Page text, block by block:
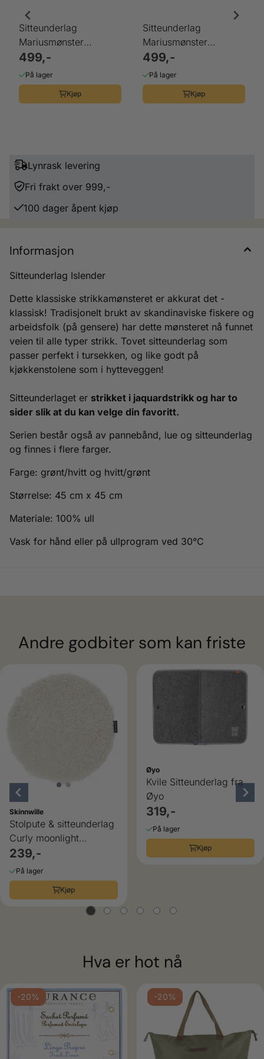
Sitteunderlag
Mariusmønster
sort/grått/hvit
499,-
På lager
Kjøp
Sitteunderlag
Mariusmønster
sort/grått/hvit
499,-
På lager
Kjøp
Lynrask levering
Fri frakt over 999,-
100 dager åpent kjøp
Informasjon
Sitteunderlag Islender
Dette klassiske strikkamønsteret er akkurat det -
klassisk! Tradisjonelt brukt av skandinaviske fiskere og
arbeidsfolk (på gensere) har dette mønsteret nå funnet
veien til alle typer strikk. Tovet sitteunderlag som
passer perfekt i tursekken, og like godt på
kjøkkenstolene som i hytteveggen!
Sitteunderlaget er strikket i jaquardstrikk og har to
sider slik at du kan velge din favoritt.
Serien består også av pannebånd, lue og sitteunderlag
og finnes i flere farger.
Farge: grønt/hvitt og hvitt/grønt
Størrelse: 45 cm x 45 cm
Materiale: 100% ull
Vask for hånd eller på ullprogram ved 30°C
Andre godbiter som kan friste
Skinnwille
Stolpute & sitteunderlag
Curly moonlight
Skinnwille
239,-
På lager
Kjøp
Øyo
Kvile Sitteunderlag fra
Øyo
319,-
På lager
Kjøp
Hva er hot nå
-20% -20%